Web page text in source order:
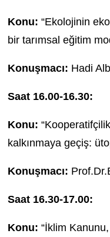
Konu: “Ekolojinin
bir tarımsal eğitim
Konuşmacı: Hadi
Saat 16.00-16.30:
Konu:
kalkınmaya geçiş:
Konuşmacı:
Saat 16.30-17.00:
Konu: “İklim